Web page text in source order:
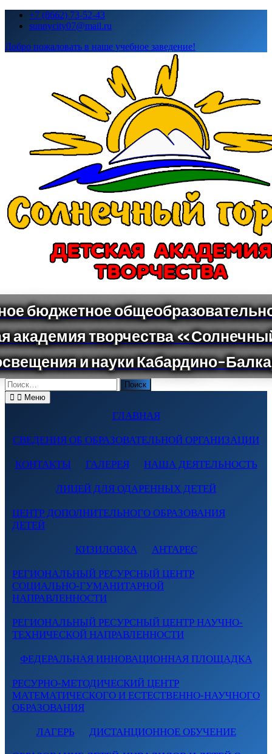
Перейти+7 (8662) 73-52-43
sunnycity07@mail.ru
Добро пожаловать в наше учебное заведение!
Поиск
по:
Меню
ГЛАВНАЯ
СВЕДЕНИЯ ОБ ОБРАЗОВАТЕЛЬНОЙ ОРГАНИЗАЦИИ
КОНТАКТЫ ГАЛЕРЕЯ НАША ДЕЯТЕЛЬНОСТЬ
ЛИЦЕЙ ДЛЯ ОДАРЕННЫХ ДЕТЕЙ
ЦЕНТР ДОПОЛНИТЕЛЬНОГО ОБРАЗОВАНИЯ
ДЕТЕЙ
КИЗИЛОВКА АНТАРЕС
РЕГИОНАЛЬНЫЙ РЕСУРСНЫЙ ЦЕНТР
СОЦИАЛЬНО-ГУМАНИТАРНОЙ
НАПРАВЛЕННОСТИ
РЕГИОНАЛЬНЫЙ РЕСУРСНЫЙ ЦЕНТР НАУЧНО-
ТЕХНИЧЕСКОЙ НАПРАВЛЕННОСТИ
ФЕДЕРАЛЬНАЯ ИННОВАЦИОННАЯ ПЛОЩАДКА
РЕСУРНО-МЕТОДИЧЕСКИЙ ЦЕНТР
МАТЕМАТИЧЕСКОГО И ЕСТЕСТВЕННО-НАУЧНОГО
ОБРАЗОВАНИЯ
ЛАГЕРЬ ДИСТАНЦИОННОЕ ОБУЧЕНИЕ